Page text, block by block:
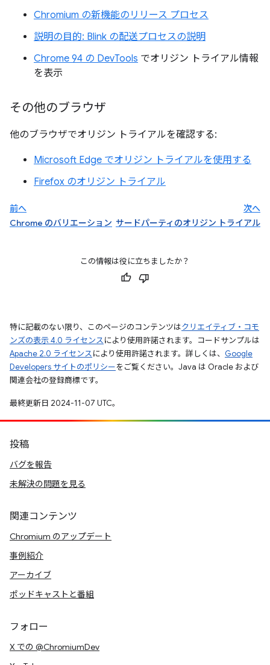
Chromium の新機能のリリース プロセス
説明の目的: Blink の配送プロセスの説明
Chrome 94 の DevTools でオリジン トライアル情報
を表示
その他のブラウザ
他のブラウザでオリジン トライアルを確認する:
Microsoft Edge でオリジン トライアルを使用する
Firefox のオリジン トライアル
前へ
Chrome のバリエーション
次へ
サードパーティのオリジン トライアル
この情報は役に立ちましたか？
特に記載のない限り、このページのコンテンツはクリエイティブ・コモ
ンズの表示 4.0 ライセンスにより使用許諾されます。コードサンプルは
Apache 2.0 ライセンスにより使用許諾されます。詳しくは、 Google
Developers サイトのポリシーをご覧ください。Java は Oracle および
関連会社の登録商標です。
最終更新日 2024-11-07 UTC。
投稿
バグを報告
未解決の問題を見る
関連コンテンツ
Chromium のアップデート
事例紹介
アーカイブ
ポッドキャストと番組
フォロー
X での @ChromiumDev